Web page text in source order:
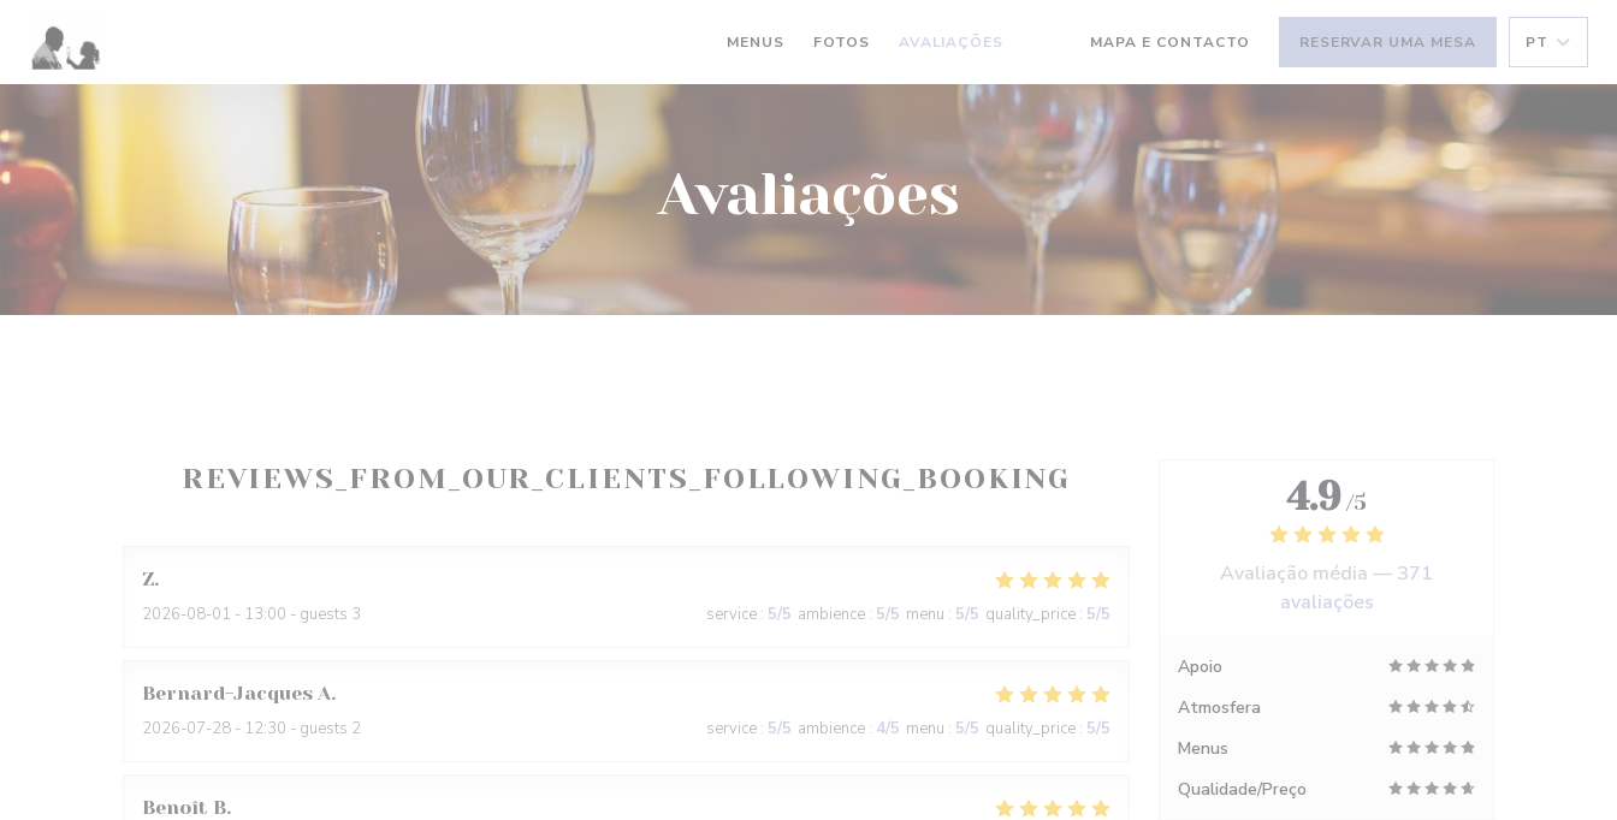
MENUS FOTOS AVALIAÇÕES MAPA E CONTACTO RESERVAR UMA MESA PT
Avaliações
REVIEWS_FROM_OUR_CLIENTS_FOLLOWING_BOOKING
Z
2026-08-01 - 13:00 - guests 3 service : 5/5 ambience : 5/5 menu : 5/5 quality_price : 5/5
Bernard-Jacques A
2026-07-28 - 12:30 - guests 2 service : 5/5 ambience : 4/5 menu : 5/5 quality_price : 5/5
Benoît B
4.9 /5
Avaliação média — 371
avaliações
Apoio
Atmosfera
Menus
Qualidade/Preço